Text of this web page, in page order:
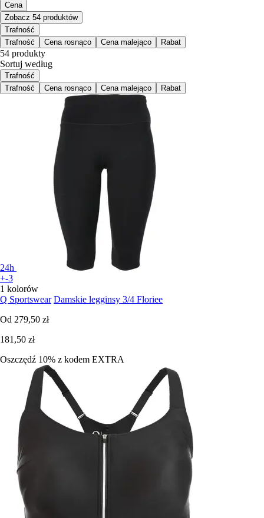
Cena
Zobacz 54 produktów
Trafność
Trafność
Cena rosnąco Cena malejąco Rabat
54 produkty
Sortuj według
Trafność
Trafność
Cena rosnąco Cena malejąco Rabat
24h
+-3
1 kolorów
Q Sportswear Damskie legginsy 3/4 Floriee
Od 279,50 zł
181,50 zł
Oszczędź 10% z kodem EXTRA